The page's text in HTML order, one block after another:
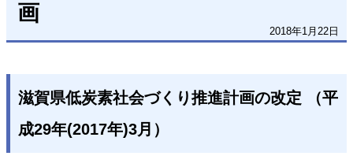
画
2018年1月22日
滋賀県低炭素社会づくり推進計画の改定 （平
成29年(2017年)3月）